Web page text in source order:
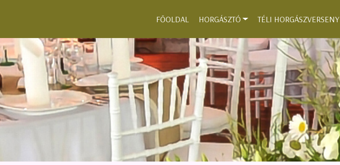
FŐOLDAL HORGÁSZTÓ TÉLI HORGÁSZVERSENY